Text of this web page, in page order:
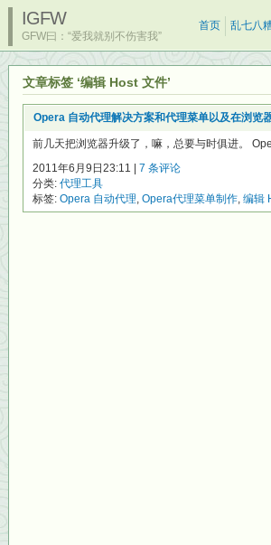
IGFW
GFW曰：“爱我就别不伤害我”
首页 乱七八
文章标签 ‘编辑 Host 文件’
Opera 自动代理解决方案和代理菜单以及在浏览
前几天把浏览器升级了，嘛，总要与时俱进。
2011年6月9日23:11 | 7 条评论
分类: 代理工具
标签: Opera 自动代理, Opera代理菜单制作, 编辑